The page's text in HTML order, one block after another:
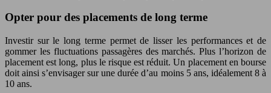
Opter pour des placements de long terme
Investir sur le long terme permet de lisser les performances et de
gommer les fluctuations passagères des marchés. Plus l’horizon de
placement est long, plus le risque est réduit. Un placement en bourse
doit ainsi s’envisager sur une durée d’au moins 5 ans, idéalement 8 à
10 ans.